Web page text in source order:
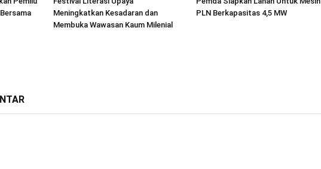
Meningkatkan Kesadaran dan
Membuka Wawasan Kaum Milenial
PLN Berkapasitas 4,5 MW